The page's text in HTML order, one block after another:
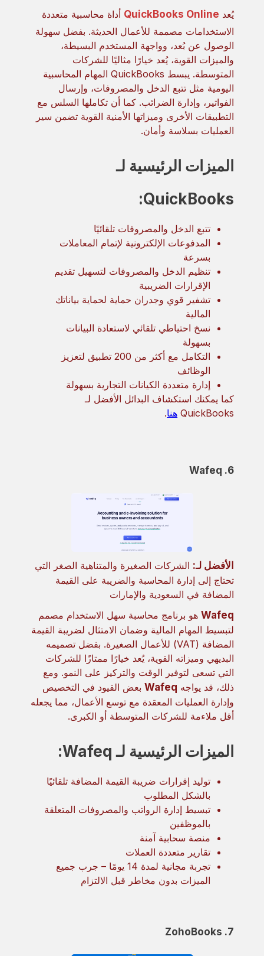
يُعد QuickBooks Online أداة محاسبية متعددة
الاستخدامات مصممة للأعمال الحديثة. بفضل سهولة
الوصول عن بُعد، وواجهة المستخدم البسيطة،
والميزات القوية، يُعد خيارًا مثاليًا للشركات
المتوسطة. يبسط QuickBooks المهام المحاسبية
اليومية مثل تتبع الدخل والمصروفات، وإرسال
الفواتير، وإدارة الضرائب. كما أن تكاملها السلس مع
التطبيقات الأخرى وميزاتها الأمنية القوية تضمن سير
العمليات بسلاسة وأمان.
الميزات الرئيسية لـ
QuickBooks:
تتبع الدخل والمصروفات تلقائيًا
المدفوعات الإلكترونية لإتمام المعاملات
بسرعة
تنظيم الدخل والمصروفات لتسهيل تقديم
الإقرارات الضريبية
تشفير قوي وجدران حماية لحماية بياناتك
المالية
نسخ احتياطي تلقائي لاستعادة البيانات
بسهولة
التكامل مع أكثر من 200 تطبيق لتعزيز
الوظائف
إدارة متعددة الكيانات التجارية بسهولة
كما يمكنك استكشاف البدائل الأفضل لـ
QuickBooks هنا.
6. Wafeq
الأفضل لـ: الشركات الصغيرة والمتناهية الصغر التي
تحتاج إلى إدارة المحاسبة والضريبة على القيمة
المضافة في السعودية والإمارات
Wafeqهو برنامج محاسبة سهل الاستخدام مصمم
لتبسيط المهام المالية وضمان الامتثال لضريبة القيمة
المضافة (VAT) للأعمال الصغيرة. بفضل تصميمه
البديهي وميزاته القوية، يُعد خيارًا ممتازًا للشركات
التي تسعى لتوفير الوقت والتركيز على النمو. ومع
ذلك، قد يواجه Wafeqبعض القيود في التخصيص
وإدارة العمليات المعقدة مع توسع الأعمال، مما يجعله
أقل ملاءمة للشركات المتوسطة أو الكبرى.
الميزات الرئيسية لـ Wafeq:
توليد إقرارات ضريبة القيمة المضافة تلقائيًا
بالشكل المطلوب
تبسيط إدارة الرواتب والمصروفات المتعلقة
بالموظفين
منصة سحابية آمنة
تقارير متعددة العملات
تجربة مجانية لمدة 14 يومًا – جرب جميع
الميزات بدون مخاطر قبل الالتزام
7. ZohoBooks